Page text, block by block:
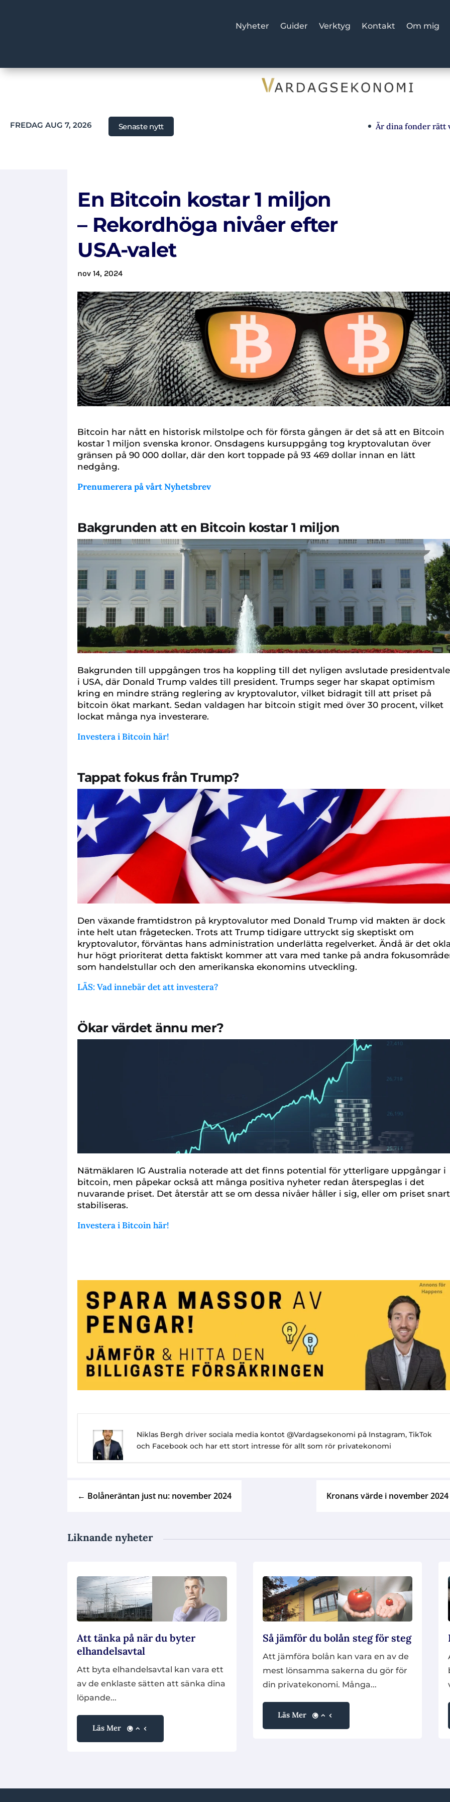
Nyheter Guider Verktyg Kontakt Om mig
FREDAG AUG 7, 2026 Senaste nytt Är dina fonder rätt val?
En Bitcoin kostar 1 miljon
– Rekordhöga nivåer efter
USA-valet
nov 14, 2024
Bitcoin har nått en historisk milstolpe och för första gången är det så att en Bitcoin
kostar 1 miljon svenska kronor. Onsdagens kursuppgång tog kryptovalutan över
gränsen på 90 000 dollar, där den kort toppade på 93 469 dollar innan en lätt
nedgång.
Prenumerera på vårt Nyhetsbrev
Bakgrunden att en Bitcoin kostar 1 miljon
Bakgrunden till uppgången tros ha koppling till det nyligen avslutade
i USA, där Donald Trump valdes till president. Trumps seger har skapat optimism
kring en mindre sträng reglering av kryptovalutor, vilket bidragit till att priset på
bitcoin ökat markant. Sedan valdagen har bitcoin stigit med över 30 procent, vilket
lockat många nya investerare.
Investera i Bitcoin här!
Tappat fokus från Trump?
Den växande framtidstron på kryptovalutor med Donald Trump vid makten är dock
inte helt utan frågetecken. Trots att Trump tidigare uttryckt sig skeptiskt om
kryptovalutor, förväntas hans administration underlätta regelverket. Ändå är det
hur högt prioriterat detta faktiskt kommer att vara med tanke på andra
som handelstullar och den amerikanska ekonomins utveckling.
LÄS: Vad innebär det att investera?
Ökar värdet ännu mer?
Nätmäklaren IG Australia noterade att det finns potential för ytterligare uppgångar i
bitcoin, men påpekar också att många positiva nyheter redan återspeglas i det
nuvarande priset. Det återstår att se om dessa nivåer håller i sig, eller om priset snart
stabiliseras.
Investera i Bitcoin här!
Niklas Bergh driver sociala media kontot @Vardagsekonomi på Instagram, TikTok
och Facebook och har ett stort intresse för allt som rör privatekonomi
← Bolåneräntan just nu: november 2024 Kronans värde i november 2024
Liknande nyheter
Att tänka på när du byter
elhandelsavtal
Att byta elhandelsavtal kan vara ett
av de enklaste sätten att sänka dina
löpande...
Läs Mer
Så jämför du bolån steg för steg
Att jämföra bolån kan vara en av de
mest lönsamma sakerna du gör för
din privatekonomi. Många...
Läs Mer